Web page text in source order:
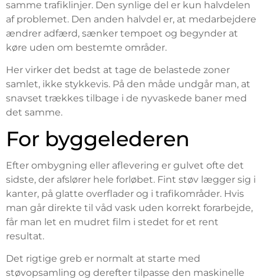
samme trafiklinjer. Den synlige del er kun halvdelen
af problemet. Den anden halvdel er, at medarbejdere
ændrer adfærd, sænker tempoet og begynder at
køre uden om bestemte områder.
Her virker det bedst at tage de belastede zoner
samlet, ikke stykkevis. På den måde undgår man, at
snavset trækkes tilbage i de nyvaskede baner med
det samme.
For byggelederen
Efter ombygning eller aflevering er gulvet ofte det
sidste, der afslører hele forløbet. Fint støv lægger sig i
kanter, på glatte overflader og i trafikområder. Hvis
man går direkte til våd vask uden korrekt forarbejde,
får man let en mudret film i stedet for et rent
resultat.
Det rigtige greb er normalt at starte med
støvopsamling og derefter tilpasse den maskinelle